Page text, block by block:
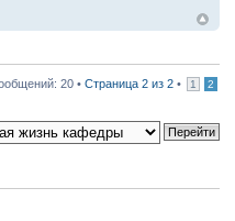
20 • Страница 2 из 2 • 1 2